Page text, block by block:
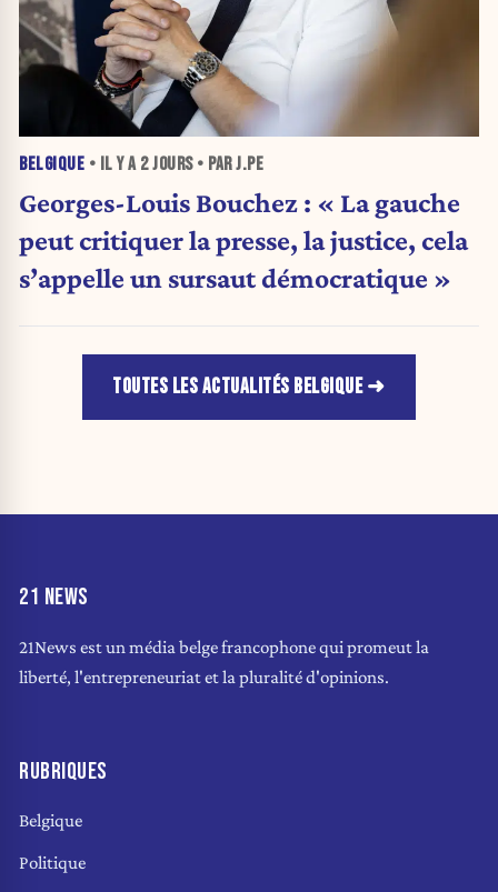
BELGIQUE • IL Y A 2 JOURS• PAR J.PE
Georges-Louis Bouchez : « La gauche
peut critiquer la presse, la justice, cela
s’appelle un sursaut démocratique »
TOUTES LES ACTUALITÉS BELGIQUE
21 NEWS
21News est un média belge francophone qui promeut la
liberté, l'entrepreneuriat et la pluralité d'opinions.
RUBRIQUES
Belgique
Politique